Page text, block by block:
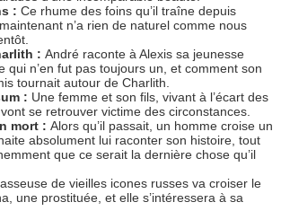
:Ce rhume des foins qu’il traîne depuis
n’a rien de naturel comme nous
:André raconte à Alexis sa jeunesse
qui n’en fut pas toujours un, et comment son
tournait autour de Charlith.
: Une femme et son fils, vivant à l’écart des
se retrouver victime des circonstances.
mort :Alors qu’il passait, un homme croise un
absolument lui raconter son histoire, tout
que ce serait la dernière chose qu’il
de vieilles icones russes va croiser le
une prostituée, et elle s’intéressera à sa